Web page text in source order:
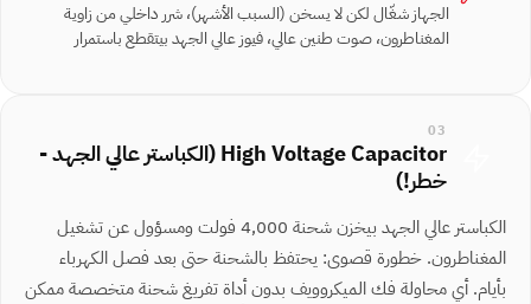
الجهاز شغّال لكن لا يسخن (السبب الأشهر)، شرر داخلي من زاوية
المغناطرون، صوت طنين عالي، فيوز عالي الجهد بيتقطع باستمرار
03
High Voltage Capacitor (الكباستر عالي الجهد -
خطر!)
الكباستر عالي الجهد بيخزن شحنة 4,000 فولت ومسؤول عن تشغيل
المغناطرون. خطورة قصوى: يحتفظ بالشحنة حتى بعد فصل الكهرباء
بأيام. أي محاولة فك الميكروويف بدون أداة تفريغ شحنة متخصصة ممكن